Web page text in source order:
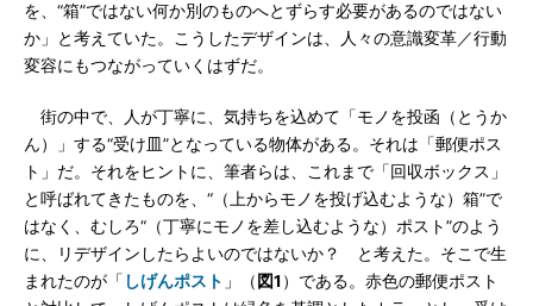
を、“箱”ではない何か別のものへとずらす必要があるのではない
か」と考えていた。こうしたデザインは、人々の意識変革／行動
変容にもつながっていくはずだ。
街の中で、人が丁寧に、気持ちを込めて「モノを投函（とうか
ん）」する“受け皿”となっている物体がある。それは「郵便ポス
ト」だ。それをヒントに、筆者らは、これまで「回収ボックス」
と呼ばれてきたものを、“（上からモノを投げ込むような）箱”で
はなく、むしろ“（丁寧にモノを差し込むような）ポスト”のよう
に、リデザインしたらよいのではないか？ と考えた。そこで生
まれたのが「 しげんポスト 」（ 図1 ）である。赤色の郵便ポスト